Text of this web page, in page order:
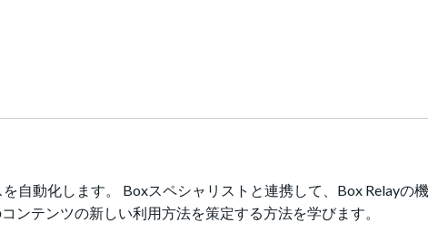
自動化します。 Boxスペシャリストと連携して、Box Relayの
ンテンツの新しい利用方法を策定する方法を学びます。